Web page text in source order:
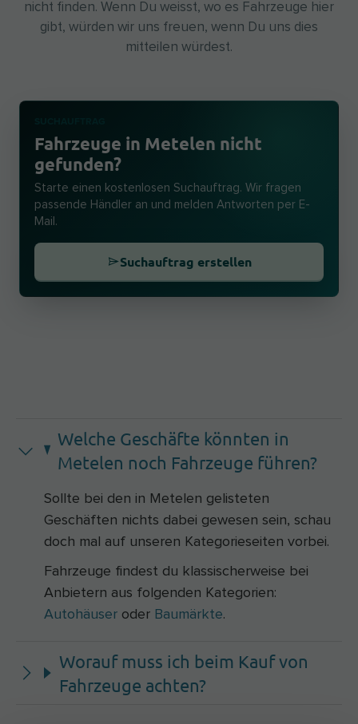
nicht finden. Wenn Du weisst, wo es Fahrzeuge hier
gibt, würden wir uns freuen, wenn Du uns dies
mitteilen würdest.
Fahrzeuge in Metelen nicht
gefunden?
Starte einen kostenlosen Suchauftrag. Wir fragen
passende Händler an und melden Antworten per E-
Mail.
Suchauftrag erstellen
Welche Geschäfte könnten in
Metelen noch Fahrzeuge führen?
Sollte bei den in Metelen gelisteten
Geschäften nichts dabei gewesen sein, schau
doch mal auf unseren Kategorieseiten vorbei.
Fahrzeuge findest du klassischerweise bei
Anbietern aus folgenden Kategorien:
Autohäuser oder Baumärkte.
Worauf muss ich beim Kauf von
Fahrzeuge achten?